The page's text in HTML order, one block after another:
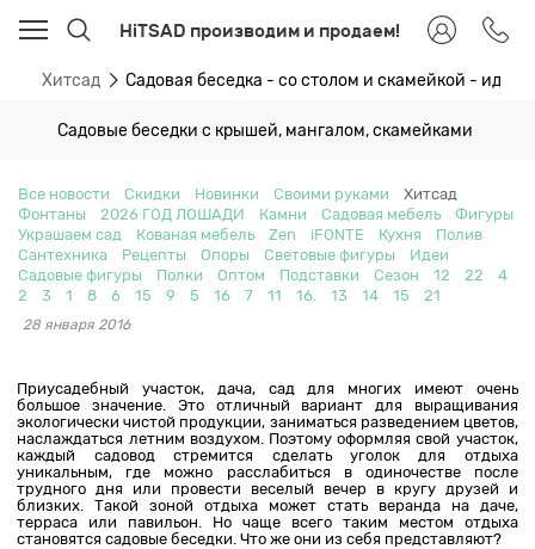
HiTSAD производим и продаем!
Хитсад Садовая беседка - со столом и скамейкой -
Садовые беседки с крышей, мангалом, скамейками
Все новости Скидки Новинки Своими руками
Хитсад
Фонтаны
2026 ГОД ЛОШАДИ Камни Садовая мебель
Фигуры
Украшаем сад
Кованая мебель Zen iFONTE Кухня
Полив
Сантехника
Рецепты Опоры Световые фигуры
Идеи
Садовые фигуры
Полки Оптом Подставки Сезон 12 22
4
2
3 1 8 6 15 9 5 16 7 11 16. 13 14 15 21
28 января 2016
Приусадебный участок, дача, сад для многих имеют очень
большое значение. Это отличный вариант для выращивания
экологически чистой продукции, заниматься разведением цветов,
наслаждаться летним воздухом. Поэтому оформляя свой участок,
каждый садовод стремится сделать уголок для отдыха
уникальным, где можно расслабиться в одиночестве после
трудного дня или провести веселый вечер в кругу друзей и
близких. Такой зоной отдыха может стать веранда на даче,
терраса или павильон. Но чаще всего таким местом отдыха
становятся садовые беседки. Что же они из себя представляют?